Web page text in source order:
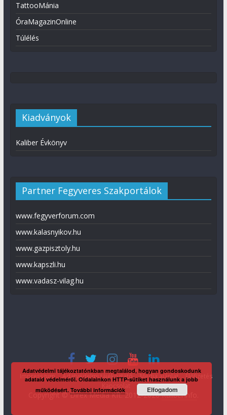
TattooMánia
ÓraMagazinOnline
Túlélés
Kiadványok
Kaliber Évkönyv
Partner Fegyveres Szakportálok
www.fegyverforum.com
www.kalasnyikov.hu
www.gazpisztoly.hu
www.kapszli.hu
www.vadasz-vilag.hu
Impresszum Adatvédelmi tájékoztató Média ajánlat
Előfizetés
Copyright © Direx Média Kft. 2012-2026KaliberInfo
Adatvédelmi tájékoztatónkban megtalálod, hogyan gondoskodunk
adataid védelméről. Oldalainkon HTTP-sütiket használunk a jobb
működésért.További információk Elfogadom